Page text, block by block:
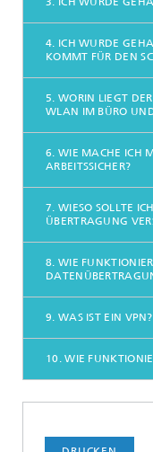
4. ICH WURDE
KOMMT FÜR DEN
5. WORIN LIEGT
WLAN IM BÜRO
6. WIE MACHE ICH
ARBEITSSICHER?
7. WIESO SOLLTE
ÜBERTRAGUNG
8. WIE
9. WAS IST EIN VPN?
10. WIE